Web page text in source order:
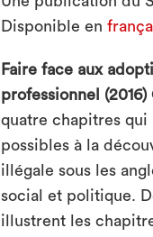
Disponible en
Faire face aux
professionnel (2016)
quatre chapitres qui
possibles à la
illégale sous les
social et politique.
illustrent les